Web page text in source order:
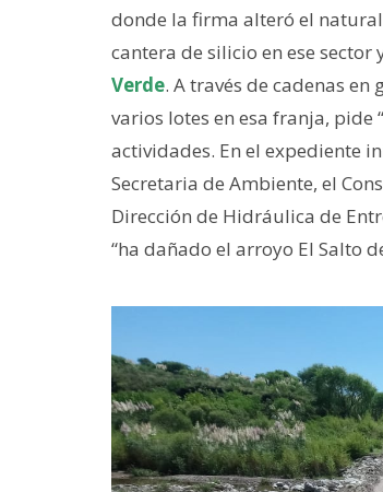
donde la firma alteró el
cantera de silicio en ese
Verde. A través de cadenas
varios lotes en esa franja, pide
actividades. En el expediente
Secretaria de Ambiente, el
Dirección de Hidráulica de
“ha dañado el arroyo El Salto